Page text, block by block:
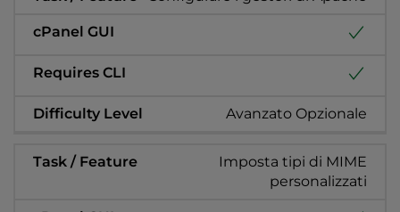
Avanzato Opzionale
Imposta tipi di MIME
personalizzati